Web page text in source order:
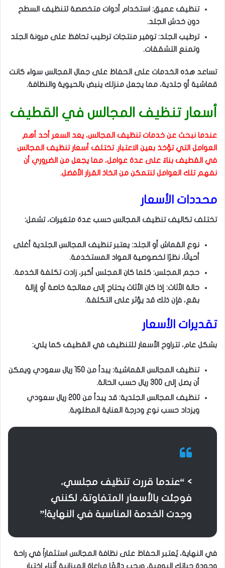
تنظيف عميق: استخدام أدوات متخصصة لتنظيف السطح
دون خدش الجلد.
ترطيب الجلد: توفير منتجات ترطيب تحافظ على مرونة الجلد
وتمنع التشققات.
تساعد هذه الخدمات على الحفاظ على جمال المجالس سواء كانت
قماشية أو جلدية، مما يجعل منزلك ينبض بالحيوية والنظافة.
أسعار تنظيف المجالس في القطيف
عندما نبحث عن خدمات تنظيف المجالس، يعد السعر أحد أهم
العوامل التي تؤخذ بعين الاعتبار. تختلف أسعار تنظيف المجالس
في القطيف بناءً على عدة عوامل، مما يجعل من الضروري أن
نفهم تلك العوامل لنتمكن من اتخاذ القرار الأفضل.
محددات الأسعار
تختلف تكاليف تنظيف المجالس حسب عدة متغيرات، تشمل:
نوع القماش أو الجلد: يعتبر تنظيف المجالس الجلدية أغلى
أحيانًا، نظرًا لخصوصية المواد المستخدمة.
حجم المجلس: كلما كان المجلس أكبر، زادت تكلفة الخدمة.
حالة الأثاث: إذا كان الأثاث يحتاج إلى معالجة خاصة أو إزالة
بقع، فإن ذلك قد يؤثر على التكلفة.
تقديرات الأسعار
بشكل عام، تتراوح الأسعار للتنظيف في القطيف كما يلي:
تنظيف المجالس القماشية: يبدأ من 150 ريال سعودي ويمكن
أن يصل إلى 300 ريال حسب الحالة.
تنظيف المجالس الجلدية: قد يبدأ من 200 ريال سعودي
ويزداد حسب نوع ودرجة العناية المطلوبة.
> “عندما قررت تنظيف مجلسي،
فوجئت بالأسعار المتفاوتة، لكنني
وجدت الخدمة المناسبة في النهاية!”
في النهاية، يُعتبر الحفاظ على نظافة المجالس استثماراً في راحة
وجودة حياتك اليومية، ويجب دائمًا مراعاة الميزانية أثناء اختيار